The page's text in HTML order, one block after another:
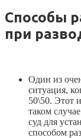
Способы
при
Один из
ситуация,
50\50. Этот
таком
суд для
способом